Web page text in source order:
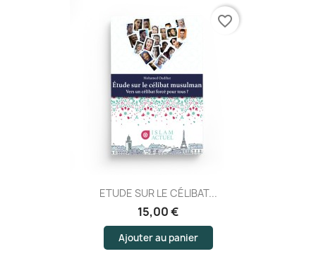
ETUDE SUR LE CÉLIBAT...
15,00 €
Ajouter au panier
favorite_border